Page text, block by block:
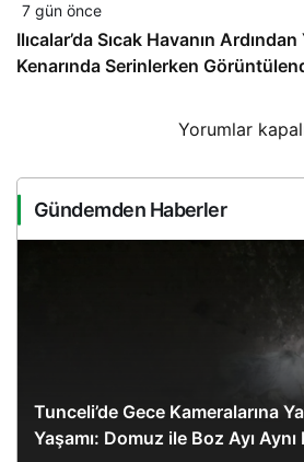
7 gün önce
Ilıcalar’da Sıcak Havanın Ardından
Kenarında Serinlerken
Yorumlar
Gündemden Haberler
Tunceli’de Gece Kameralarına
Yaşamı: Domuz ile Boz Ayı Aynı